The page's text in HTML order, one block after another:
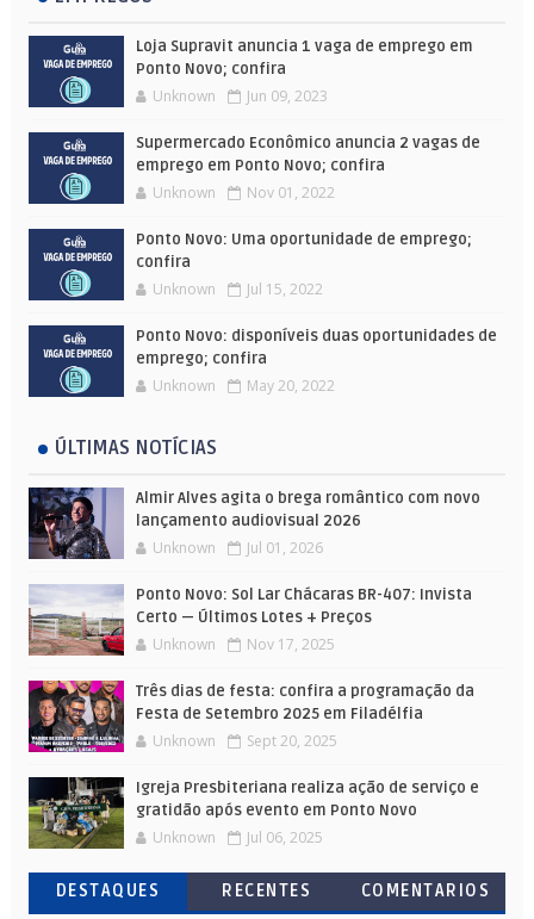
Loja Supravit anuncia 1 vaga de emprego em
Ponto Novo; confira
Unknown Jun 09, 2023
Supermercado Econômico anuncia 2 vagas de
emprego em Ponto Novo; confira
Unknown Nov 01, 2022
Ponto Novo: Uma oportunidade de emprego;
confira
Unknown Jul 15, 2022
Ponto Novo: disponíveis duas oportunidades de
emprego; confira
Unknown May 20, 2022
ÚLTIMAS NOTÍCIAS
Almir Alves agita o brega romântico com novo
lançamento audiovisual 2026
Unknown Jul 01, 2026
Ponto Novo: Sol Lar Chácaras BR-407: Invista
Certo — Últimos Lotes + Preços
Unknown Nov 17, 2025
Três dias de festa: confira a programação da
Festa de Setembro 2025 em Filadélfia
Unknown Sept 20, 2025
Igreja Presbiteriana realiza ação de serviço e
gratidão após evento em Ponto Novo
Unknown Jul 06, 2025
DESTAQUES RECENTES COMENTARIOS